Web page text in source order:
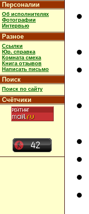
Персоналии
Об исполнителях
Фотографии
Интервью
Разное
Ссылки
Юр. справка
Комната смеха
Книга отзывов
Написать письмо
Поиск
Поиск по сайту
Счётчики